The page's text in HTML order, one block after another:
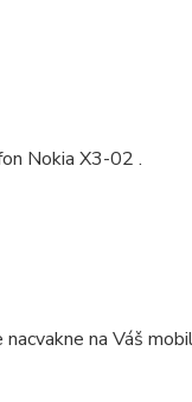
Nokia X3-02 .
na Váš